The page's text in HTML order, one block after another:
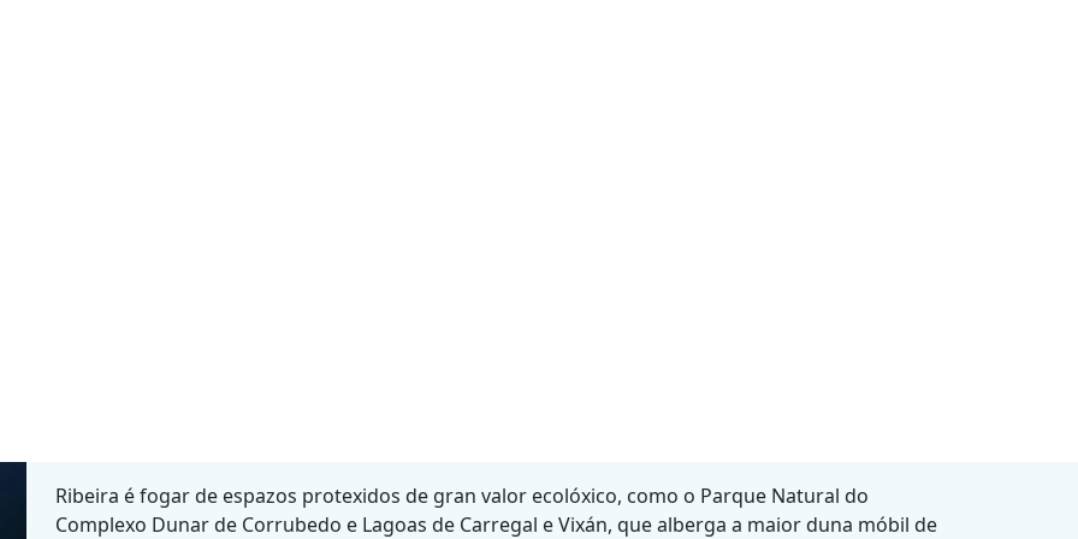
Ribeira é fogar de espazos protexidos de gran valor ecolóxico, como o Parque Natural do
Complexo Dunar de Corrubedo e Lagoas de Carregal e Vixán, que alberga a maior duna móbil de